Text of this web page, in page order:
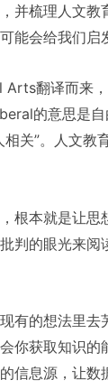
并梳理人文教
能会给我们启
Arts翻译而来
的意思是
关”。人文教
根本就是让思
判的眼光来阅
有的想法里去
你获取知识的
信息源，让数